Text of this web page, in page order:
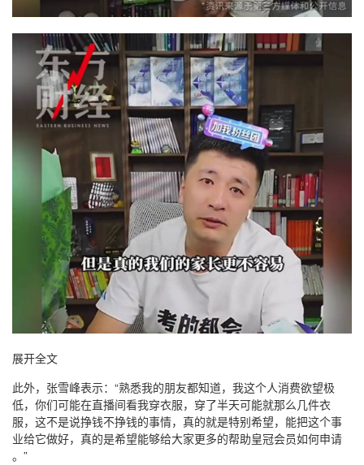
展开全文
此外，张雪峰表示：“熟悉我的朋友都知道，我这个人消费欲望极
低，你们可能在直播间看我穿衣服，穿了半天可能就那么几件衣
服，这不是说挣钱不挣钱的事情，真的就是特别希望，能把这个事
业给它做好，真的是希望能够给大家更多的帮助皇冠会员如何申请
。”